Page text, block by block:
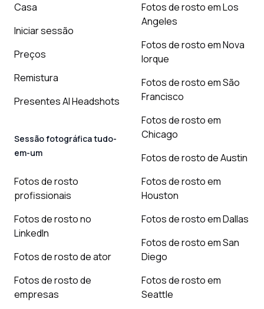
Casa
Iniciar sessão
Preços
Remistura
Presentes AI Headshots
Sessão fotográfica tudo-
em-um
Fotos de rosto
profissionais
Fotos de rosto no
LinkedIn
Fotos de rosto de ator
Fotos de rosto de
empresas
Fotos de rosto em Los
Angeles
Fotos de rosto em Nova
Iorque
Fotos de rosto em São
Francisco
Fotos de rosto em
Chicago
Fotos de rosto de Austin
Fotos de rosto em
Houston
Fotos de rosto em Dallas
Fotos de rosto em San
Diego
Fotos de rosto em
Seattle